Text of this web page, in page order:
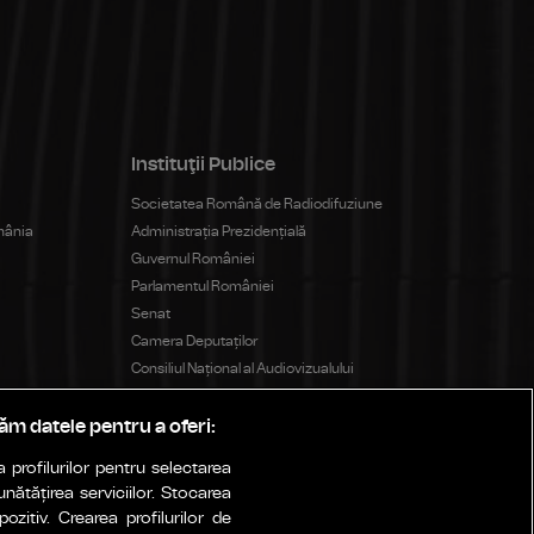
Instituţii Publice
Societatea Română de Radiodifuziune
Administrația Prezidențială
Guvernul României
Parlamentul României
Senat
Camera Deputaților
Consiliul Național al Audiovizualului
datele pentru a oferi:
profilurilor pentru selectarea
serviciilor. Stocarea
Crearea profilurilor de